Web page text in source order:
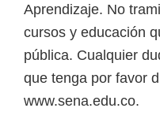
Aprendizaje. No
cursos y educación
pública. Cualquier
que tenga por favor
www.sena.edu.co.